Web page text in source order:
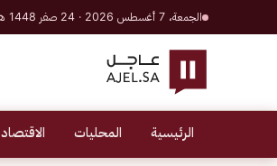
الجمعة، 7 أغسطس 2026 · 24 صفر 1448 هـ
الرئيسية المحليات الاقتصاد